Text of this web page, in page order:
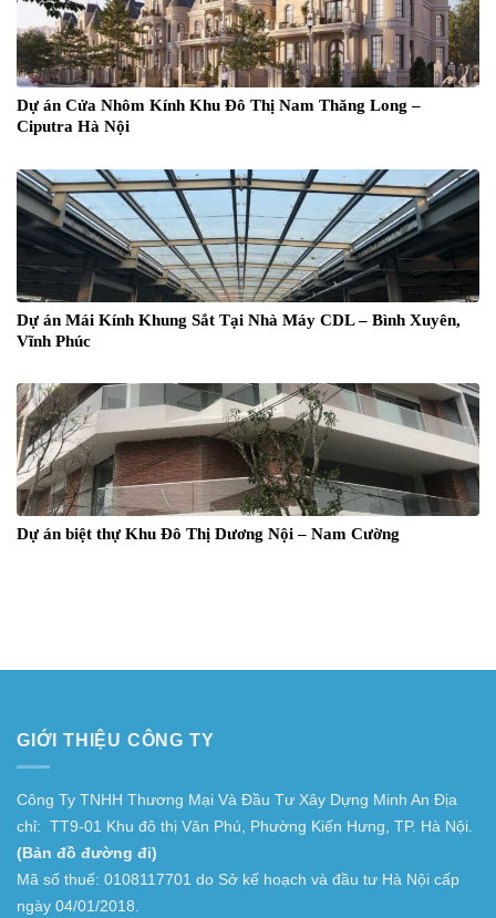
Dự án Cửa Nhôm Kính Khu Đô Thị Nam Thăng Long –
Ciputra Hà Nội
Dự án Mái Kính Khung Sắt Tại Nhà Máy CDL – Bình Xuyên,
Vĩnh Phúc
Dự án biệt thự Khu Đô Thị Dương Nội – Nam Cường
GIỚI THIỆU CÔNG TY
Công Ty TNHH Thương Mại Và Đầu Tư Xây Dựng Minh An Địa
chỉ: TT9-01 Khu đô thị Văn Phú, Phường Kiến Hưng, TP. Hà Nội.
(Bản đồ đường đi)
Mã số thuế: 0108117701 do Sở kế hoạch và đầu tư Hà Nội cấp
ngày 04/01/2018.